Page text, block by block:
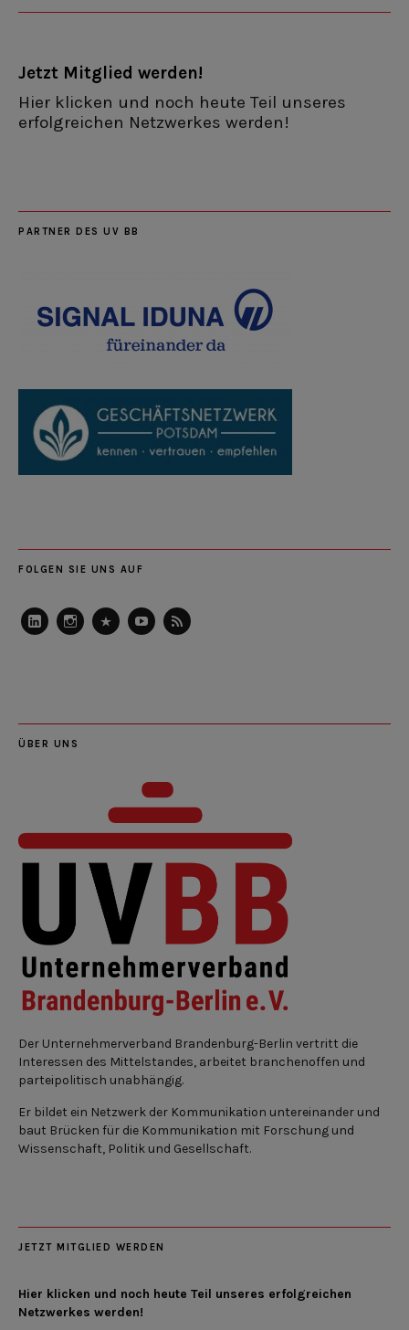
Jetzt Mitglied werden!
Hier klicken und noch heute Teil unseres
erfolgreichen Netzwerkes werden!
PARTNER DES UV BB
FOLGEN SIE UNS AUF
ÜBER UNS
Der Unternehmerverband Brandenburg-Berlin vertritt die
Interessen des Mittelstandes, arbeitet branchenoffen und
parteipolitisch unabhängig.
Er bildet ein Netzwerk der Kommunikation untereinander und
baut Brücken für die Kommunikation mit Forschung und
Wissenschaft, Politik und Gesellschaft.
JETZT MITGLIED WERDEN
Hier klicken und noch heute Teil unseres erfolgreichen
Netzwerkes werden!